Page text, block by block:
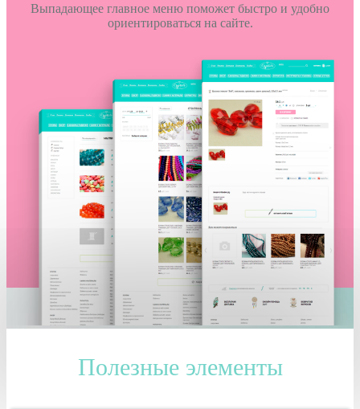
Выпадающее главное меню поможет быстро и удобно
ориентироваться на сайте.
Полезные элементы